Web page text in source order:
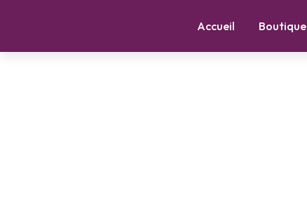
Accueil Boutique